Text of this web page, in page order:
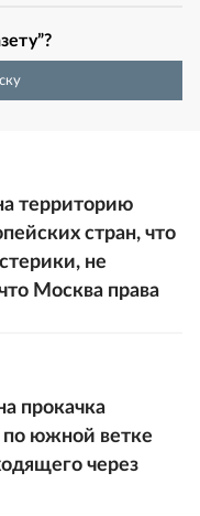
территорию
стран, что
не
Москва права
прокачка
южной ветке
через